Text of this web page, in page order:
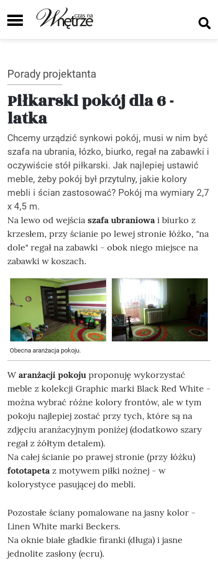
Porady projektanta
Piłkarski pokój dla 6 -
latka
Chcemy urządzić synkowi pokój, musi w nim być
szafa na ubrania, łózko, biurko, regał na zabawki i
oczywiście stół piłkarski. Jak najlepiej ustawić
meble, żeby pokój był przytulny, jakie kolory
mebli i ścian zastosować? Pokój ma wymiary 2,7
x 4,5 m.
Na lewo od wejścia szafa ubraniowai biurko z
krzesłem, przy ścianie po lewej stronie łóżko, "na
dole" regał na zabawki - obok niego miejsce na
zabawki w koszach.
Obecna aranżacja pokoju.
Waranżacji pokoju proponuję wykorzystać
meble z kolekcji Graphic marki Black Red White -
można wybrać różne kolory frontów, ale w tym
pokoju najlepiej zostać przy tych, które są na
zdjęciu aranżacyjnym poniżej (dodatkowo szary
regał z żółtym detalem).
Na całej ścianie po prawej stronie (przy łóżku)
fototapetaz motywem piłki nożnej - w
kolorystyce pasującej do mebli.
Pozostałe ściany pomalowane na jasny kolor -
Linen White marki Beckers.
Na oknie białe gładkie firanki (długa) i jasne
jednolite zasłony (ecru).